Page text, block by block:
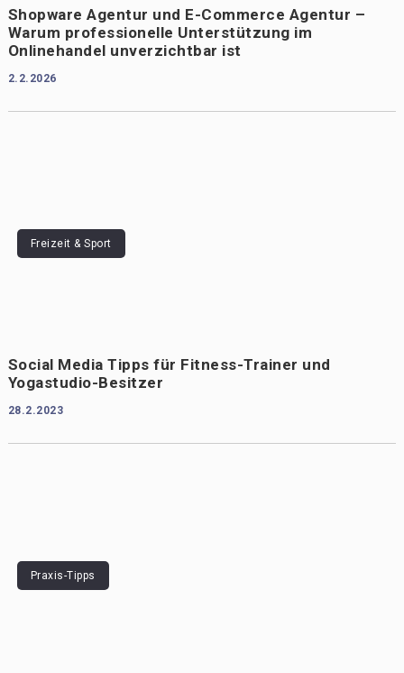
Shopware Agentur und E-Commerce Agentur –
Warum professionelle Unterstützung im
Onlinehandel unverzichtbar ist
2.2.2026
Freizeit & Sport
Social Media Tipps für Fitness-Trainer und
Yogastudio-Besitzer
28.2.2023
Praxis-Tipps